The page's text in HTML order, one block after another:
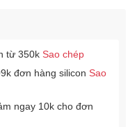
từ 350k Sao chép
đơn hàng silicon Sao
ngay 10k cho đơn